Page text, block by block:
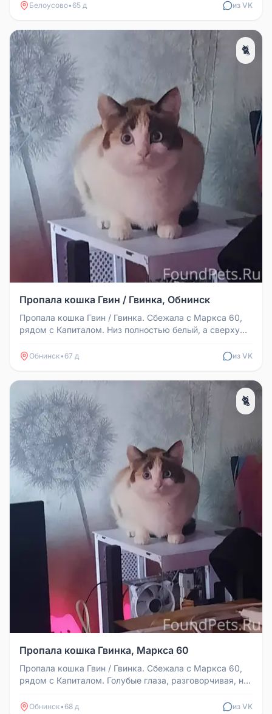
Белоусово•65 д из VK
🐈
Пропала кошка Гвин / Гвинка, Обнинск
Пропала кошка Гвин / Гвинка. Сбежала с Маркса 60,
рядом с Капиталом. Низ полностью белый, а сверху
Обнинск•67 д из VK
🐈
Пропала кошка Гвинка, Маркса 60
Пропала кошка Гвин / Гвинка. Сбежала с Маркса 60,
рядом с Капиталом. Голубые глаза, разговорчивая, низ
Обнинск•68 д из VK